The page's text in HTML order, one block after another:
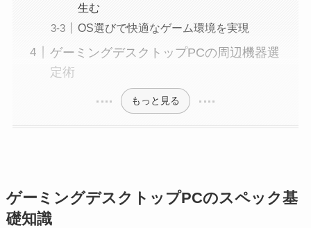
生む
OS選びで快適なゲーム環境を実現
ゲーミングデスクトップPCの周辺機器選
定術
もっと見る
ゲーミングデスクトップPCのスペック基
礎知識